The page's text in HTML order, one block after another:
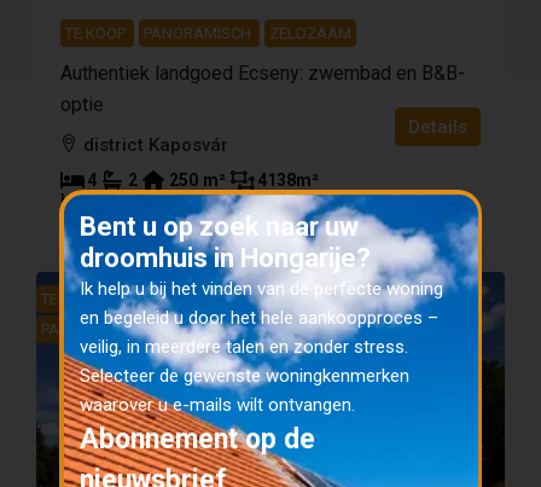
TE KOOP PANORAMISCH ZELDZAAM
Authentiek landgoed Ecseny: zwembad en B&B-
optie
district Kaposvár
4 2 250 m² 4138m²
HUIS
Details
TE KOOP
DIRECT BESCHIKBAAR VOOR BEWONING.
PANORAMISCH
Bent u op zoek naar uw
droomhuis in Hongarije?
Ik help u bij het vinden van de perfecte woning
en begeleid u door het hele aankoopproces –
veilig, in meerdere talen en zonder stress.
Selecteer de gewenste woningkenmerken
waarover u e-mails wilt ontvangen.
Abonnement op de
nieuwsbrief